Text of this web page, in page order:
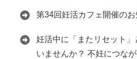
第34回妊活カフェ開催のお
妊活中に「またリセット」
いませんか？ 不妊につなが